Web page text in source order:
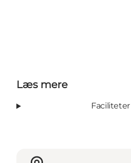
Læs mere
Faciliteter